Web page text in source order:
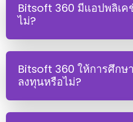
Bitsoft 360 มีแอปพลิเ
ไม่?
Bitsoft 360 ให้การศึกษ
ลงทุนหรือไม่?